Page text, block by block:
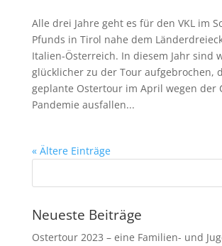
Alle drei Jahre geht es für den VKL im
Pfunds in Tirol nahe dem
Italien-Österreich. In diesem Jahr sind
glücklicher zu der Tour aufgebrochen,
geplante Ostertour im April wegen der
Pandemie ausfallen...
« Ältere Einträge
Neueste Beiträge
Ostertour 2023 – eine Familien- und